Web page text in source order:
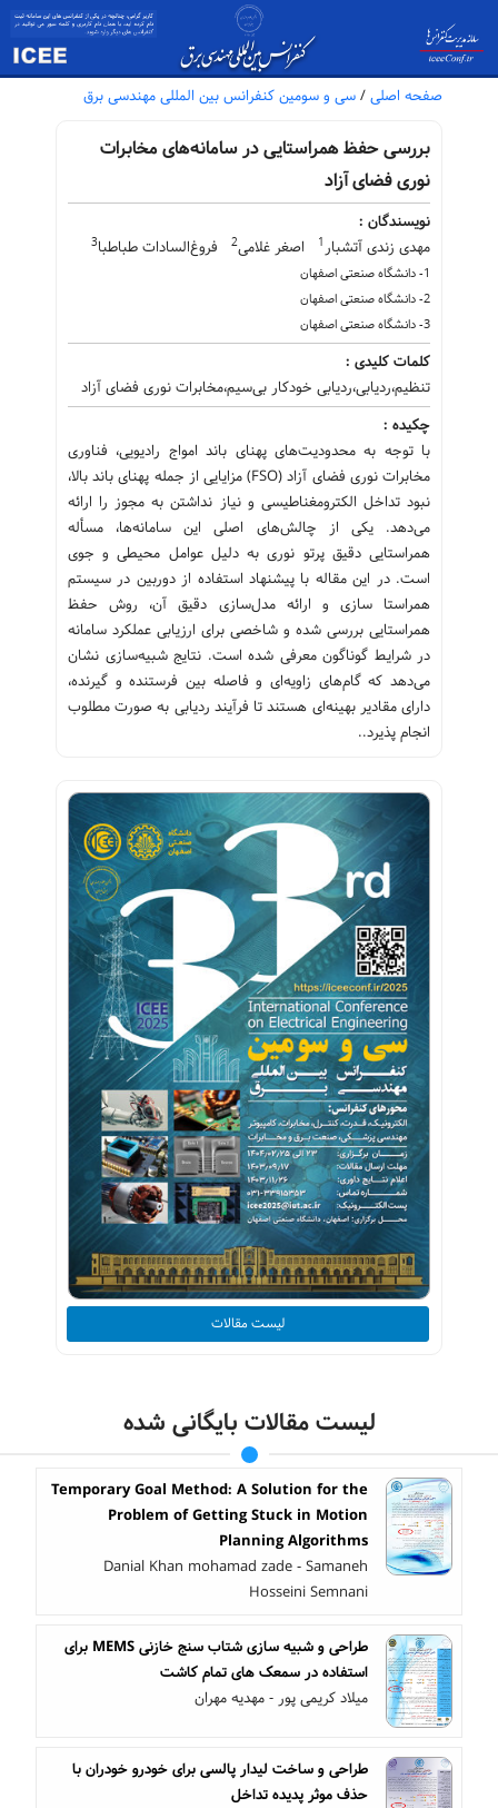
صفحه اصلی / سی و سومین کنفرانس بین المللی مهندسی برق
بررسی حفظ همراستایی در سامانه‌های مخابرات
نوری فضای آزاد
نویسندگان :
مهدی زندی آتشبار 1 اصغر غلامی2 فروغ‌السادات طباطبا3
1- دانشگاه صنعتی اصفهان
2- دانشگاه صنعتی اصفهان
3- دانشگاه صنعتی اصفهان
کلمات کلیدی :
تنظیم،ردیابی،ردیابی خودکار بی‌سیم،مخابرات نوری فضای آزاد
چکیده :
با توجه به محدودیت‌های پهنای باند امواج رادیویی، فناوری
مخابرات نوری فضای آزاد (FSO) مزایایی از جمله پهنای باند بالا،
نبود تداخل الکترومغناطیسی و نیاز نداشتن به مجوز را ارائه
می‌دهد. یکی از چالش‌های اصلی این سامانه‌ها، مسأله
همراستایی دقیق پرتو نوری به دلیل عوامل محیطی و جوی
است. در این مقاله با پیشنهاد استفاده از دوربین در سیستم
همراستا سازی و ارائه مدل‌سازی دقیق آن، روش‌ حفظ
همراستایی بررسی شده و شاخصی برای ارزیابی عملکرد سامانه
در شرایط گوناگون معرفی شده است. نتایج شبیه‌سازی نشان
می‌دهد که گام‌های زاویه‌ای و فاصله بین فرستنده و گیرنده،
دارای مقادیر بهینه‌ای هستند تا فرآیند ردیابی به صورت مطلوب
انجام پذیرد..
لیست مقالات
لیست مقالات بایگانی شده
Temporary Goal Method: A Solution for the
Problem of Getting Stuck in Motion
Planning Algorithms
Danial Khan mohamad zade - Samaneh
Hosseini Semnani
طراحی و شبیه سازی شتاب سنج خازنی MEMS برای
استفاده در سمعک های تمام کاشت
میلاد کریمی پور - مهدیه مهران
طراحی و ساخت لیدار پالسی برای خودرو خودران با
حذف موثر پدیده تداخل